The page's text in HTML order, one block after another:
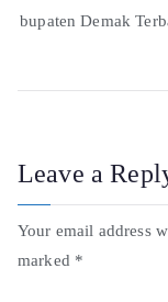
bupaten Demak
Leave a
Your email address
marked *